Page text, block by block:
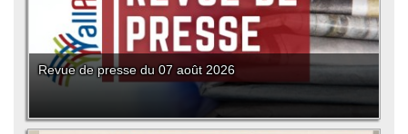
Revue de presse du 07 août 2026